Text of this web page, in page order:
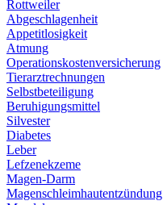
Rottweiler
Abgeschlagenheit
Appetitlosigkeit
Atmung
Operationskostenversicherung
Tierarztrechnungen
Selbstbeteiligung
Beruhigungsmittel
Silvester
Diabetes
Leber
Lefzenekzeme
Magen-Darm
Magenschleimhautentzündung